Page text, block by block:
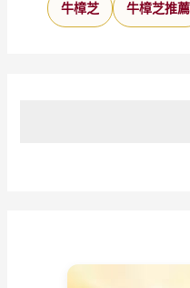
牛樟芝 牛樟芝推薦